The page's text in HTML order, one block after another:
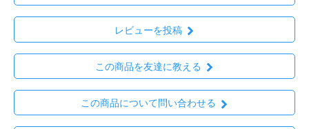
レビューを投稿
この商品を友達に教える
この商品について問い合わせる